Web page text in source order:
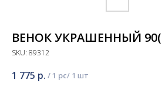
ВЕНОК УКРАШЕННЫЙ
SKU: 89312
1 775 р. / 1 pc